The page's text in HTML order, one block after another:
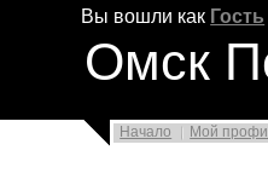
Вы вошли как Гость
Омск
Начало Мой